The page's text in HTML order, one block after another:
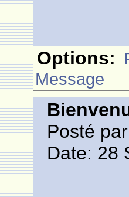
Options:
Message
Posté
Date: 28